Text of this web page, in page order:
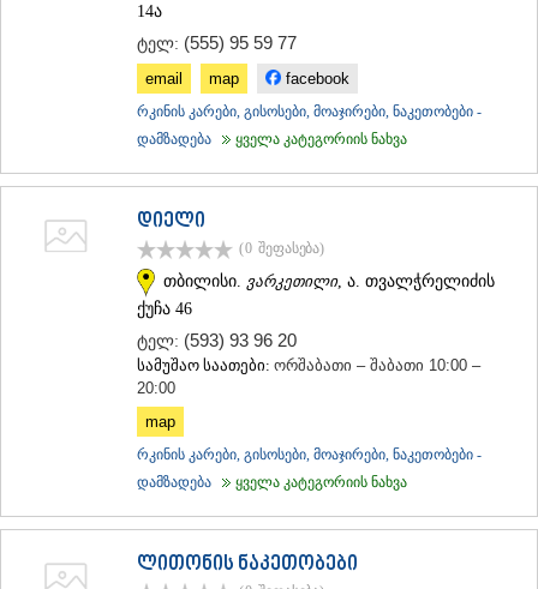
14ა
ტელ: (555) 95 59 77
email map facebook
რკინის კარები, გისოსები, მოაჯირები, ნაკეთობები -
დამზადება
ყველა კატეგორიის ნახვა
დიელი
(0 შეფასება)
თბილისი. ვარკეთილი, ა. თვალჭრელიძის
ქუჩა 46
ტელ: (593) 93 96 20
სამუშაო საათები: ორშაბათი – შაბათი 10:00 –
20:00
map
რკინის კარები, გისოსები, მოაჯირები, ნაკეთობები -
დამზადება
ყველა კატეგორიის ნახვა
ლითონის ნაკეთობები